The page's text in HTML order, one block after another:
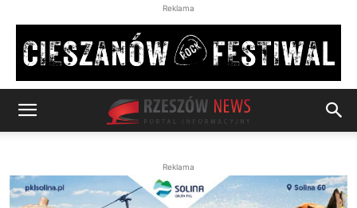
Reklama
Reklama